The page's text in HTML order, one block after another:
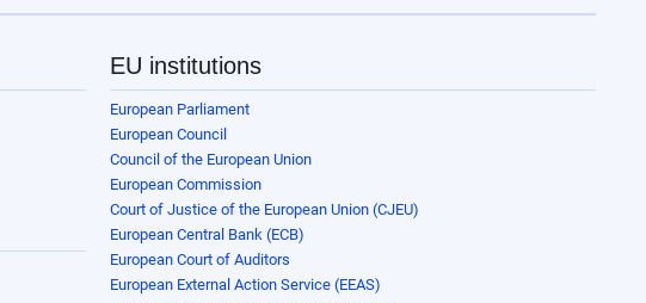
EU institutions
European Parliament
European Council
Council of the European Union
European Commission
Court of Justice of the European Union (CJEU)
European Central Bank (ECB)
European Court of Auditors
European External Action Service (EEAS)